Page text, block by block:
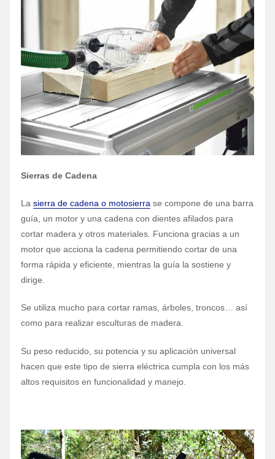
Sierras de Cadena
La sierra de cadena o motosierra se compone de una barra
guía, un motor y una cadena con dientes afilados para
cortar madera y otros materiales. Funciona gracias a un
motor que acciona la cadena permitiendo cortar de una
forma rápida y eficiente, mientras la guía la sostiene y
dirige.
Se utiliza mucho para cortar ramas, árboles, troncos… así
como para realizar esculturas de madera.
Su peso reducido, su potencia y su aplicación universal
hacen que este tipo de sierra eléctrica cumpla con los más
altos requisitos en funcionalidad y manejo.